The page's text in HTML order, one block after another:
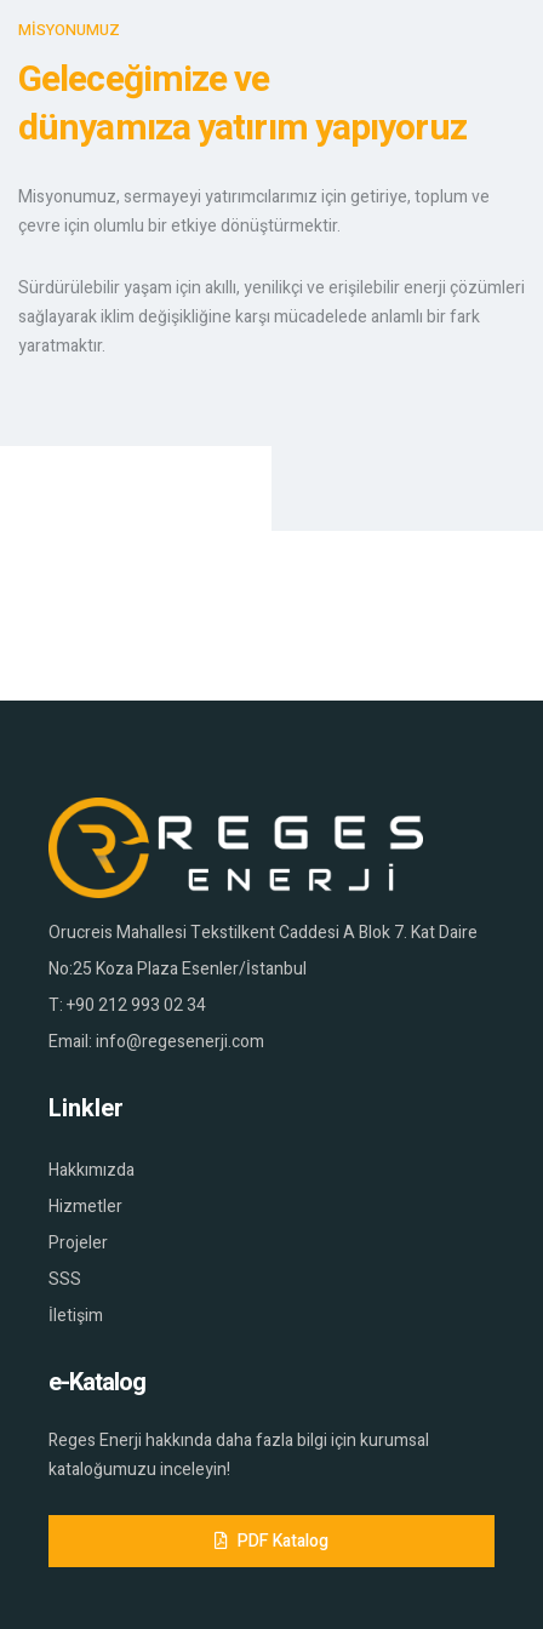
EPC
ÜRÜN SATIŞ
TÜM PROJELER
SSS
MİSYONUMUZ
Geleceğimize ve
dünyamıza yatırım yapıyoruz
Misyonumuz, sermayeyi yatırımcılarımız için getiriye, toplum ve
çevre için olumlu bir etkiye dönüştürmektir.
Sürdürülebilir yaşam için akıllı, yenilikçi ve erişilebilir enerji çözümleri
sağlayarak iklim değişikliğine karşı mücadelede anlamlı bir fark
yaratmaktır.
Orucreis Mahallesi Tekstilkent Caddesi A Blok 7. Kat Daire
No:25 Koza Plaza Esenler/İstanbul
T:+90 212 993 02 34
Email:info@regesenerji.com
Linkler
Hakkımızda
Hizmetler
Projeler
SSS
İletişim
e-Katalog
Reges Enerji hakkında daha fazla bilgi için kurumsal
kataloğumuzu inceleyin!
PDF Katalog